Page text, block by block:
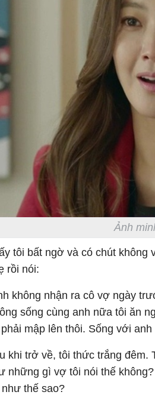
Ảnh
tôi bất ngờ và có chút không
rồi nói:
không nhận ra cô vợ ngày
sống cùng anh nữa tôi ăn
mập lên thôi. Sống với
khi trở về, tôi thức trắng
những gì vợ tôi nói thế
thế sao?